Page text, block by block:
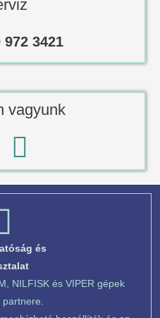
972 3421
vagyunk
és
NILFISK és VIPER gépek